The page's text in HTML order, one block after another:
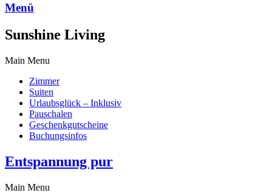
Menü
Sunshine Living
Main Menu
Zimmer
Suiten
Urlaubsglück – Inklusiv
Pauschalen
Geschenkgutscheine
Buchungsinfos
Entspannung pur
Main Menu